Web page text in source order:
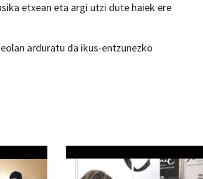
etxean eta argi utzi dute haiek ere
arduratu da ikus-entzunezko